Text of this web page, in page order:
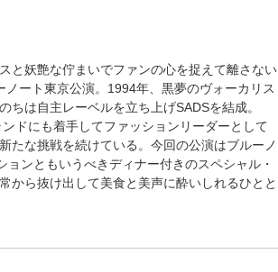
と妖艶な佇まいでファンの心を捉えて離さない
ート東京公演。1994年、黒夢のヴォーカリス
ちは自主レーベルを立ち上げSADSを結成。
ドにも着手してファッションリーダーとして
たな挑戦を続けている。今回の公演はブルーノ
ンともいうべきディナー付きのスペシャル・
から抜け出して美食と美声に酔いしれるひとと